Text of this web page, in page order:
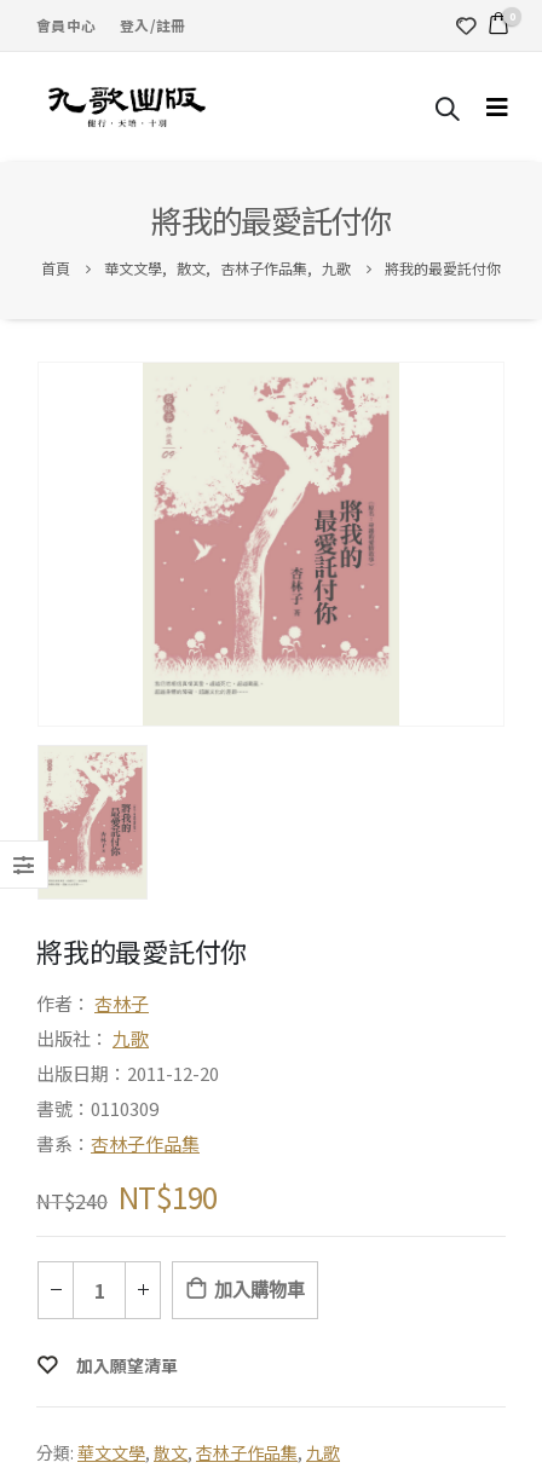
會員中心 登入/註冊 0
將我的最愛託付你
首頁 華文文學, 散文, 杏林子作品集, 九歌 將我的最愛託付你
將我的最愛託付你
作者： 杏林子
出版社： 九歌
出版日期：2011-12-20
書號：0110309
書系： 杏林子作品集
NT$240 NT$190
加入購物車
加入願望清單
分類: 華文文學, 散文, 杏林子作品集, 九歌